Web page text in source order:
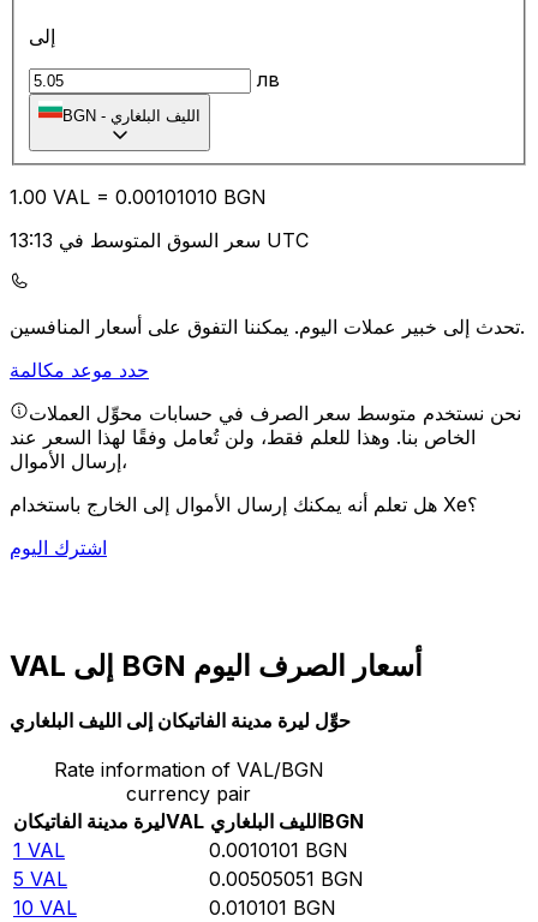
إلى
лв
BGN - الليف البلغاري
1.00 VAL = 0.00101010 BGN
سعر السوق المتوسط في 13:13 UTC
تحدث إلى خبير عملات اليوم.يمكننا التفوق على أسعار المنافسين.
حدد موعد مكالمة
نحن نستخدم متوسط سعر الصرف في حسابات محوِّل العملات
الخاص بنا. وهذا للعلم فقط، ولن تُعامل وفقًا لهذا السعر عند
إرسال الأموال،
هل تعلم أنه يمكنك إرسال الأموال إلى الخارج باستخدام Xe؟
اشترك اليوم
VAL إلى BGN أسعار الصرف اليوم
حوِّل ليرة مدينة الفاتيكان إلى الليف البلغاري
Rate information of VAL/BGN
currency pair
ليرة مدينة الفاتيكانVAL الليف البلغاريBGN
1 VAL 0.0010101 BGN
5 VAL 0.00505051 BGN
10 VAL 0.010101 BGN